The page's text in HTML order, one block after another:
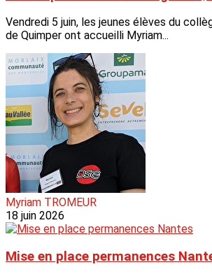
Vendredi 5 juin, les jeunes élèves du
de Quimper ont accueilli Myriam...
Myriam TROMEUR
18 juin 2026
Mise en place permanences